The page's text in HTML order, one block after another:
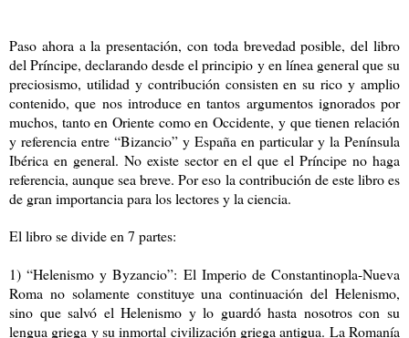
Paso ahora a la presentación, con toda brevedad posible, del libro
del Príncipe, declarando desde el principio y en línea general que su
preciosismo, utilidad y contribución consisten en su rico y amplio
contenido, que nos introduce en tantos argumentos ignorados por
muchos, tanto en Oriente como en Occidente, y que tienen relación
y referencia entre “Bizancio” y España en particular y la Península
Ibérica en general. No existe sector en el que el Príncipe no haga
referencia, aunque sea breve. Por eso la contribución de este libro es
de gran importancia para los lectores y la ciencia.
El libro se divide en 7 partes:
1) “Helenismo y Byzancio”: El Imperio de Constantinopla-Nueva
Roma no solamente constituye una continuación del Helenismo,
sino que salvó el Helenismo y lo guardó hasta nosotros con su
lengua griega y su inmortal civilización griega antigua. La Romanía